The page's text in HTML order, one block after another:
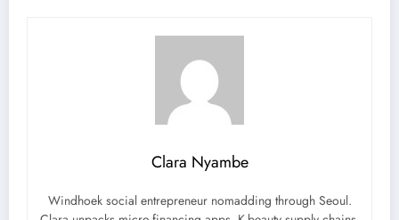
Clara Nyambe
Windhoek social entrepreneur nomadding through Seoul.